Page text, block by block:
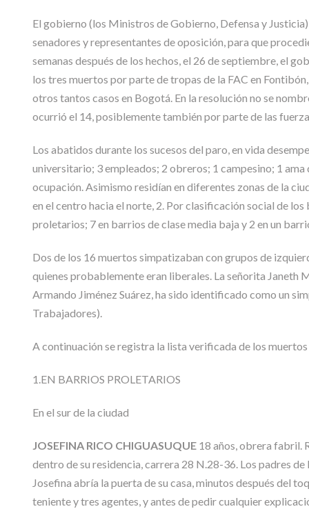
El gobierno (los Ministros de Gobierno, Defensa y
senadores y representantes de oposición, para que
semanas después de los hechos, el 26 de septiembre, el
los tres muertos por parte de tropas de la FAC en
otros tantos casos en Bogotá. En la resolución no se
ocurrió el 14, posiblemente también por parte de las
Los abatidos durante los sucesos del paro, en vida
universitario; 3 empleados; 2 obreros; 1 campesino; 1
ocupación. Asimismo residían en diferentes zonas de la
en el centro hacia el norte, 2. Por clasificación social de
proletarios; 7 en barrios de clase media baja y 2 en un
Dos de los 16 muertos simpatizaban con grupos de
quienes probablemente eran liberales. La señorita Janeth
Armando Jiménez Suárez, ha sido identificado como un
Trabajadores).
A continuación se registra la lista verificada de los
1.EN BARRIOS PROLETARIOS
En el sur de la ciudad
JOSEFINA RICO CHIGUASUQUE18 años, obrera fabril.
dentro de su residencia, carrera 28 N.28-36. Los padres
Josefina abría la puerta de su casa, minutos después del
teniente y tres agentes, y antes de pedir cualquier